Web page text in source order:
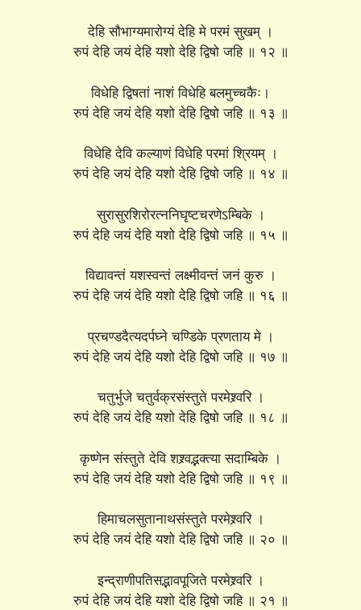
देहि सौभाग्यमारोग्यं देहि मे परमं सुखम् ।
रुपं देहि जयं देहि यशो देहि द्विषो जहि ॥ १२ ॥
विधेहि द्विषतां नाशं विधेहि बलमुच्चकैः।
रुपं देहि जयं देहि यशो देहि द्विषो जहि ॥ १३ ॥
विधेहि देवि कल्याणं विधेहि परमां श्रियम् ।
रुपं देहि जयं देहि यशो देहि द्विषो जहि ॥ १४ ॥
सुरासुरशिरोरत्ननिघृष्टचरणेऽम्बिके ।
रुपं देहि जयं देहि यशो देहि द्विषो जहि ॥ १५ ॥
विद्यावन्तं यशस्वन्तं लक्ष्मीवन्तं जनं कुरु ।
रुपं देहि जयं देहि यशो देहि द्विषो जहि ॥ १६ ॥
प्रचण्डदैत्यदर्पघ्ने चण्डिके प्रणताय मे ।
रुपं देहि जयं देहि यशो देहि द्विषो जहि ॥ १७ ॥
चतुर्भुजे चतुर्वक्रसंस्तुते परमेश्र्वरि ।
रुपं देहि जयं देहि यशो देहि द्विषो जहि ॥ १८ ॥
कृष्णेन संस्तुते देवि शश्र्वद्भक्त्या सदाम्बिके ।
रुपं देहि जयं देहि यशो देहि द्विषो जहि ॥ १९ ॥
हिमाचलसुतानाथसंस्तुते परमेश्र्वरि ।
रुपं देहि जयं देहि यशो देहि द्विषो जहि ॥ २० ॥
इन्द्राणीपतिसद्भावपूजिते परमेश्र्वरि ।
रुपं देहि जयं देहि यशो देहि द्विषो जहि ॥ २१ ॥